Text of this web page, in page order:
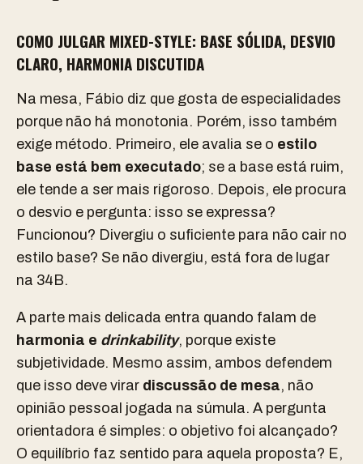
COMO JULGAR MIXED-STYLE: BASE SÓLIDA, DESVIO
CLARO, HARMONIA DISCUTIDA
Na mesa, Fábio diz que gosta de especialidades
porque não há monotonia. Porém, isso também
exige método. Primeiro, ele avalia se o estilo
base está bem executado; se a base está ruim,
ele tende a ser mais rigoroso. Depois, ele procura
o desvio e pergunta: isso se expressa?
Funcionou? Divergiu o suficiente para não cair no
estilo base? Se não divergiu, está fora de lugar
na 34B.
A parte mais delicada entra quando falam de
harmonia e drinkability, porque existe
subjetividade. Mesmo assim, ambos defendem
que isso deve virar discussão de mesa, não
opinião pessoal jogada na súmula. A pergunta
orientadora é simples: o objetivo foi alcançado?
O equilíbrio faz sentido para aquela proposta? E,